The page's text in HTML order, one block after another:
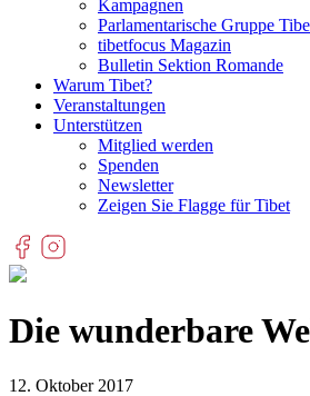
Kampagnen
Parlamentarische Gruppe
tibetfocus Magazin
Bulletin Sektion Romande
Warum Tibet?
Veranstaltungen
Unterstützen
Mitglied werden
Spenden
Newsletter
Zeigen Sie Flagge für Tibet
Die wunderbare
12. Oktober 2017